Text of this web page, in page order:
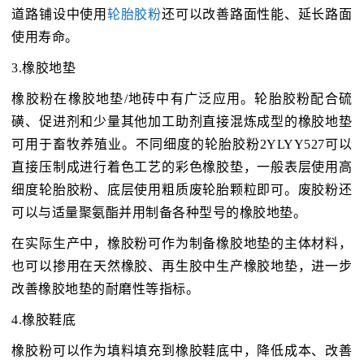
道路铺设中使用 轮胎胶粉还可以改善路面性能、延长路面
使用寿命。
3.橡胶地垫
橡胶粉在橡胶地垫/地砖中有广泛应用。轮胎胶粉配合硫
磺、促进剂和少量其他加工助剂直接混炼成型的橡胶地垫
可用于畜牧养殖业。不同细度的轮胎胶粉2YLYY527可以
直接压制成进行着色工艺的彩色橡胶垫，一般表层使用高
细度轮胎胶粉、底层使用粗质废轮胎颗粒即可。废胶粉还
可以与适量聚氨酯并用制备各种型号的橡胶地垫。
在实际生产中，橡胶粉可作为制备橡胶地垫的主体材料，
也可以掺用在天然橡胶、再生胶中生产橡胶地垫，进一步
改善橡胶地垫的耐磨性等指标。
4.橡胶鞋底
橡胶粉可以作为填料填充到橡胶鞋底中，降低成本、改善